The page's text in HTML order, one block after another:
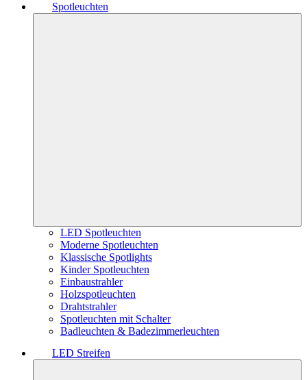
Spotleuchten
LED Spotleuchten
Moderne Spotleuchten
Klassische Spotlights
Kinder Spotleuchten
Einbaustrahler
Holzspotleuchten
Drahtstrahler
Spotleuchten mit Schalter
Badleuchten & Badezimmerleuchten
LED Streifen